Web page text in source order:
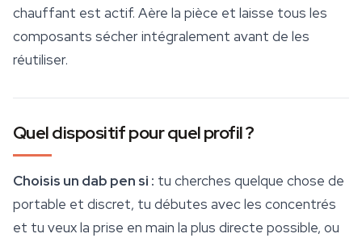
chauffant est actif. Aère la pièce et laisse tous les
composants sécher intégralement avant de les
réutiliser.
Quel dispositif pour quel profil ?
Choisis un dab pen si : tu cherches quelque chose de
portable et discret, tu débutes avec les concentrés
et tu veux la prise en main la plus directe possible, ou